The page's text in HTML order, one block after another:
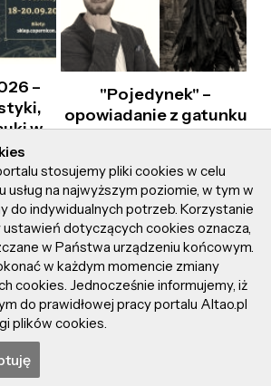
–
w
"Pojedynek" –
opowiadanie z gatunku
western fantasy od
i
Neill Blomkamp łączy
siły z AI, tworząc 13-
stosujemy pliki cookies w celu
usług na najwyższym poziomie, w tym w
do indywidualnych potrzeb. Korzystanie
dotyczących cookies oznacza,
w Państwa urządzeniu końcowym.
w każdym momencie zmiany
cookies. Jednocześnie informujemy, iż
do prawidłowej pracy portalu Altao.pl
plików cookies.